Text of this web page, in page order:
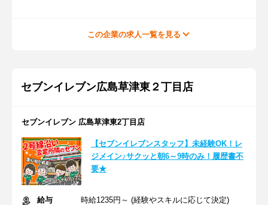
この企業の求人一覧を見る
セブンイレブン広島草津東２丁目店
セブンイレブン 広島草津東2丁目店
【セブンイレブンスタッフ】未経験OK！レ
ジメイン♪サクッと朝6～9時のみ！履歴書不
要★
給与
時給1235円～ (経験やスキルに応じて決定)